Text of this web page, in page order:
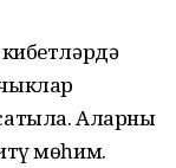
Аларны
мөһим.